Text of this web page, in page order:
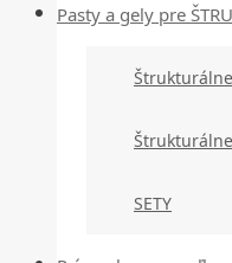
Pasty a gely pre
SETY